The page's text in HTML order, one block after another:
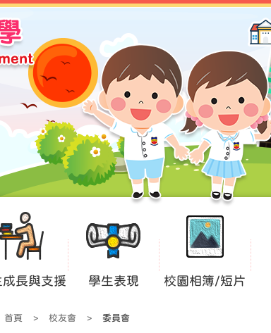
成長與支援 學生表現 校園相簿/短片
首頁 > 校友會 > 委員會